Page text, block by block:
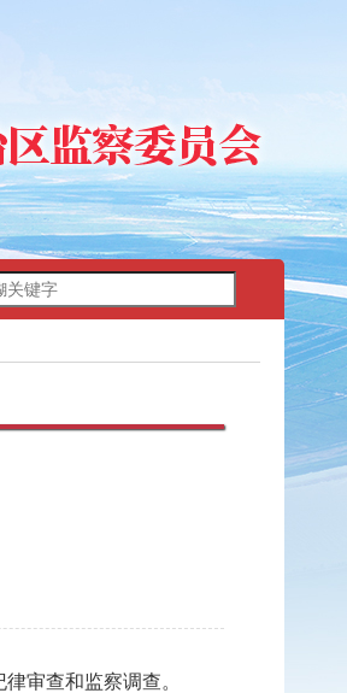
审查和监察调查。